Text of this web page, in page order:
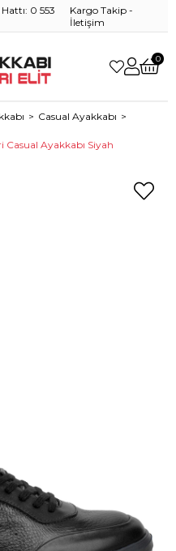
0 553
Kargo Takip -
İletişim
0
Casual Ayakkabı
Casual Ayakkabı Siyah